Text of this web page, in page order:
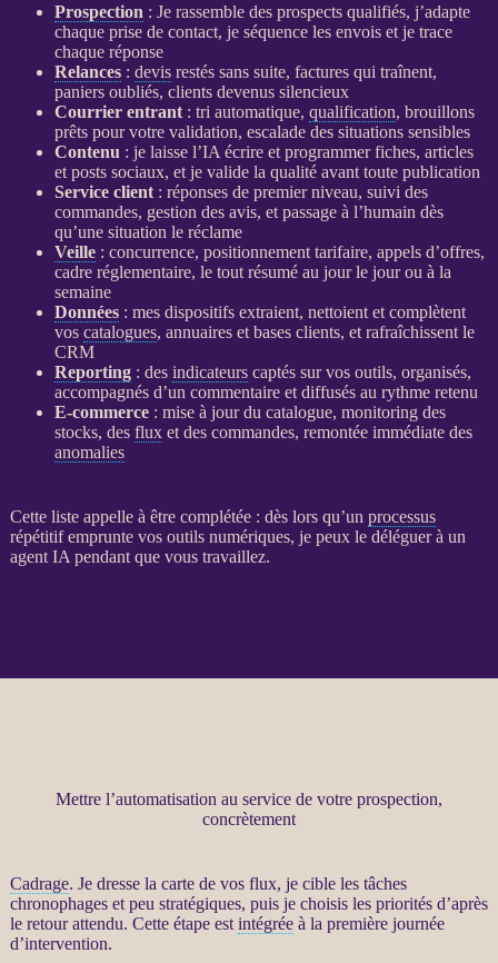
Prospection : Je rassemble des prospectsqualifiés, j’adapte
chaque prise de contact, je séquence les envois et je trace
chaque réponse
Relances: devisrestés sans suite, factures qui traînent,
paniers oubliés, clients devenus silencieux
Courrier entrant: tri automatique, qualification, brouillons
prêts pour votre validation, escalade des situations sensibles
Contenu : je laisse l’IA écrire et programmer fiches, articles
et posts sociaux, et je valide la qualité avant toute publication
Service client: réponses de premier niveau, suivi des
commandes, gestion des avis, et passage à l’humain dès
qu’une situation le réclame
Veille: concurrence, positionnement tarifaire, appels d’offres,
cadre réglementaire, le tout résumé au jour le jour ou à la
semaine
Données: mes dispositifs extraient, nettoient et complètent
vos catalogues, annuaires et bases clients, et rafraîchissent le
CRM
Reporting: des indicateurscaptés sur vos outils, organisés,
accompagnés d’un commentaire et diffusés au rythme retenu
E-commerce: mise à jour du catalogue, monitoring des
stocks, des fluxet des commandes, remontée immédiate des
anomalies
Cette liste appelle à être complétée : dès lors qu’un processus
répétitif emprunte vos outils numériques, je peux le déléguer à un
agent IA pendant que vous travaillez.
Mettre l’automatisation au service de votre prospection,
concrètement
Cadrage. Je dresse la carte de vos flux, je cible les tâches
chronophages et peu stratégiques, puis je choisis les priorités d’après
le retour attendu. Cette étape est intégréeà la première journée
d’intervention.